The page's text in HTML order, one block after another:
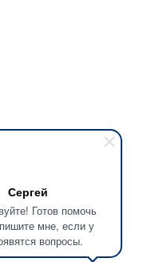
Сергей
Готов помочь
мне, если у
вопросы.